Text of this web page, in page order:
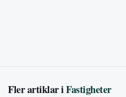
Fler artiklar iFastigheter